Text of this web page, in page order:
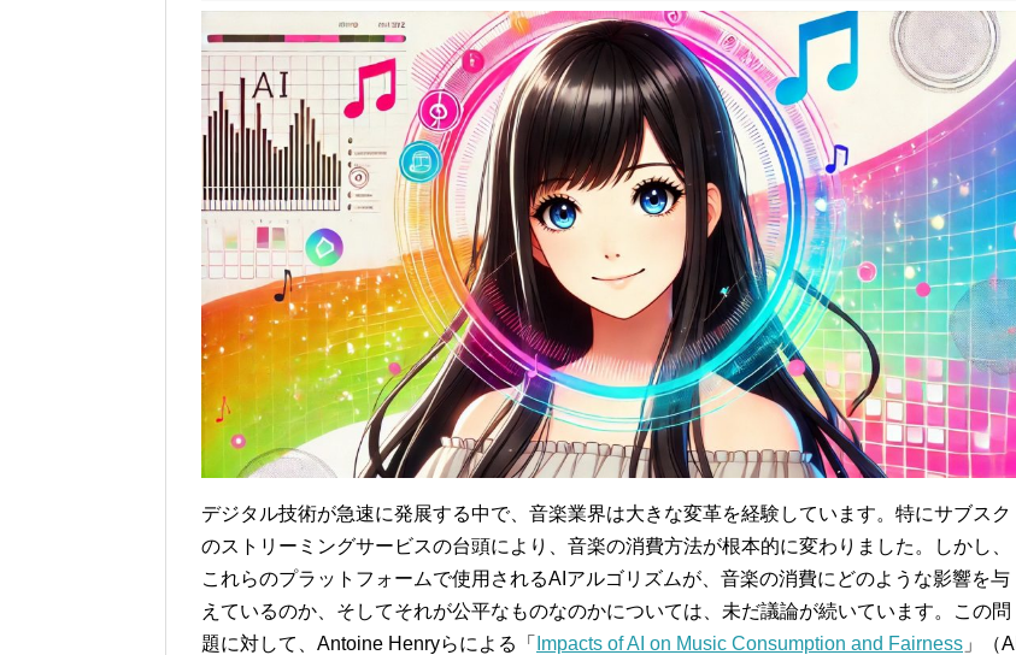
デジタル技術が急速に発展する中で、音楽業界は大きな変革を経験しています。特にサブスク
のストリーミングサービスの台頭により、音楽の消費方法が根本的に変わりました。しかし、
これらのプラットフォームで使用されるAIアルゴリズムが、音楽の消費にどのような影響を与
えているのか、そしてそれが公平なものなのかについては、未だ議論が続いています。この問
題に対して、Antoine Henryらによる「
Impacts of AI on Music Consumption and Fairness 」（AI